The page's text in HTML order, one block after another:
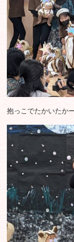
抱っこでたかいたか